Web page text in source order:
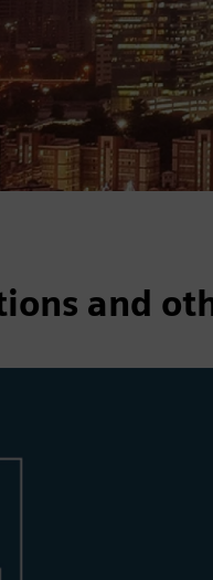
and